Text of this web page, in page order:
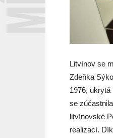
Litvínov se
Zdeňka
1976,
se
litvínovské
realizací.